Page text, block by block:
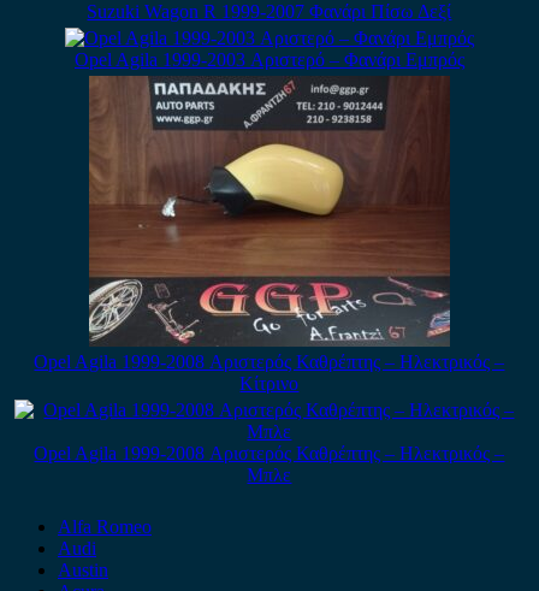
Suzuki Wagon R 1999-2007 Φανάρι Πίσω Δεξί
Opel Agila 1999-2003 Αριστερό – Φανάρι Εμπρός
Opel Agila 1999-2008 Αριστερός Καθρέπτης – Ηλεκτρικός –
Κίτρινο
Opel Agila 1999-2008 Αριστερός Καθρέπτης – Ηλεκτρικός –
Μπλε
Alfa Romeo
Audi
Austin